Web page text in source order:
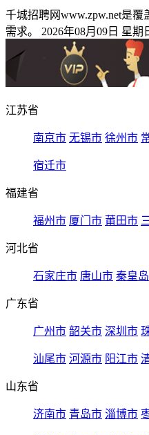
千城招聘网www.zpw.net是
需求。 2026年08月09日 星期
江苏省
南京市 无锡市 徐州市
宿迁市
福建省
福州市 厦门市 莆田市
河北省
石家庄市 唐山市 秦皇
广东省
广州市 韶关市 深圳市
汕尾市 河源市 阳江市
山东省
济南市 青岛市 淄博市